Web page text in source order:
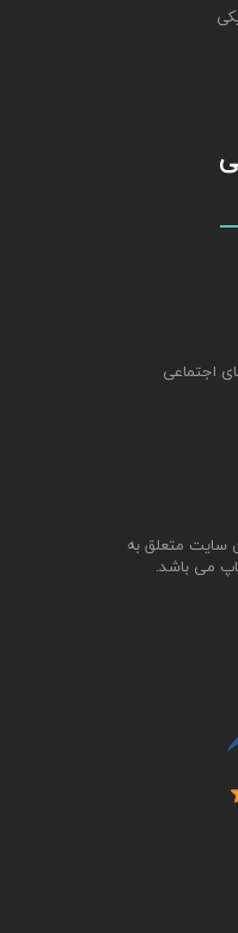
سایت متعلق به
می باشد.
اجتماعی